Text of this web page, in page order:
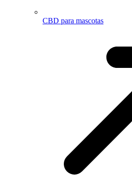
CBD para mascotas